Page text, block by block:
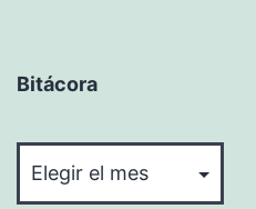
Bitácora